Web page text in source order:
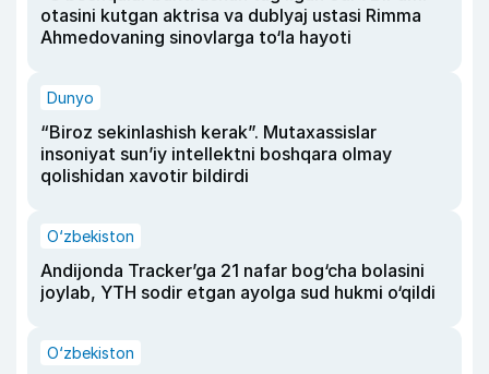
otasini kutgan aktrisa va dublyaj ustasi Rimma
Ahmedovaning sinovlarga to‘la hayoti
Dunyo
“Biroz sekinlashish kerak”. Mutaxassislar
insoniyat sun’iy intellektni boshqara olmay
qolishidan xavotir bildirdi
O‘zbekiston
Andijonda Tracker’ga 21 nafar bog‘cha bolasini
joylab, YTH sodir etgan ayolga sud hukmi o‘qildi
O‘zbekiston